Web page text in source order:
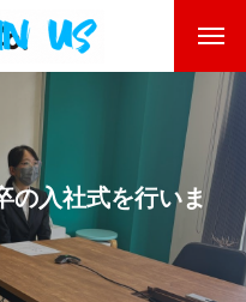
の入社式を行いま